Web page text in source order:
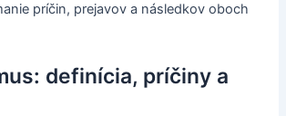
príčin, prejavov a následkov oboch
definícia, príčiny a